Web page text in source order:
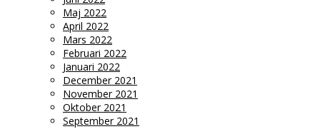
Maj 2022
April 2022
Mars 2022
Februari 2022
Januari 2022
December 2021
November 2021
Oktober 2021
September 2021